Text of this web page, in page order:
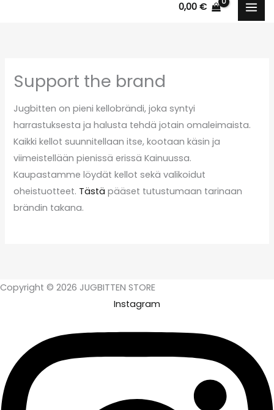
0,00€
Support the brand
Jugbitten on pieni kellobrändi, joka syntyi
harrastuksesta ja halusta tehdä jotain omaleimaista.
Kaikki kellot suunnitellaan itse, kootaan käsin ja
viimeistellään pienissä erissä Kainuussa.
Kaupastamme löydät kellot sekä valikoidut
oheistuotteet. Tästä pääset tutustumaan tarinaan
brändin takana.
Copyright © 2026 JUGBITTEN STORE
Instagram